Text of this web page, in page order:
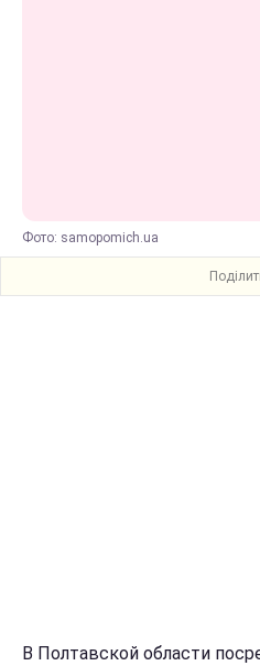
Фото: samopomich.ua
В Полтавской области